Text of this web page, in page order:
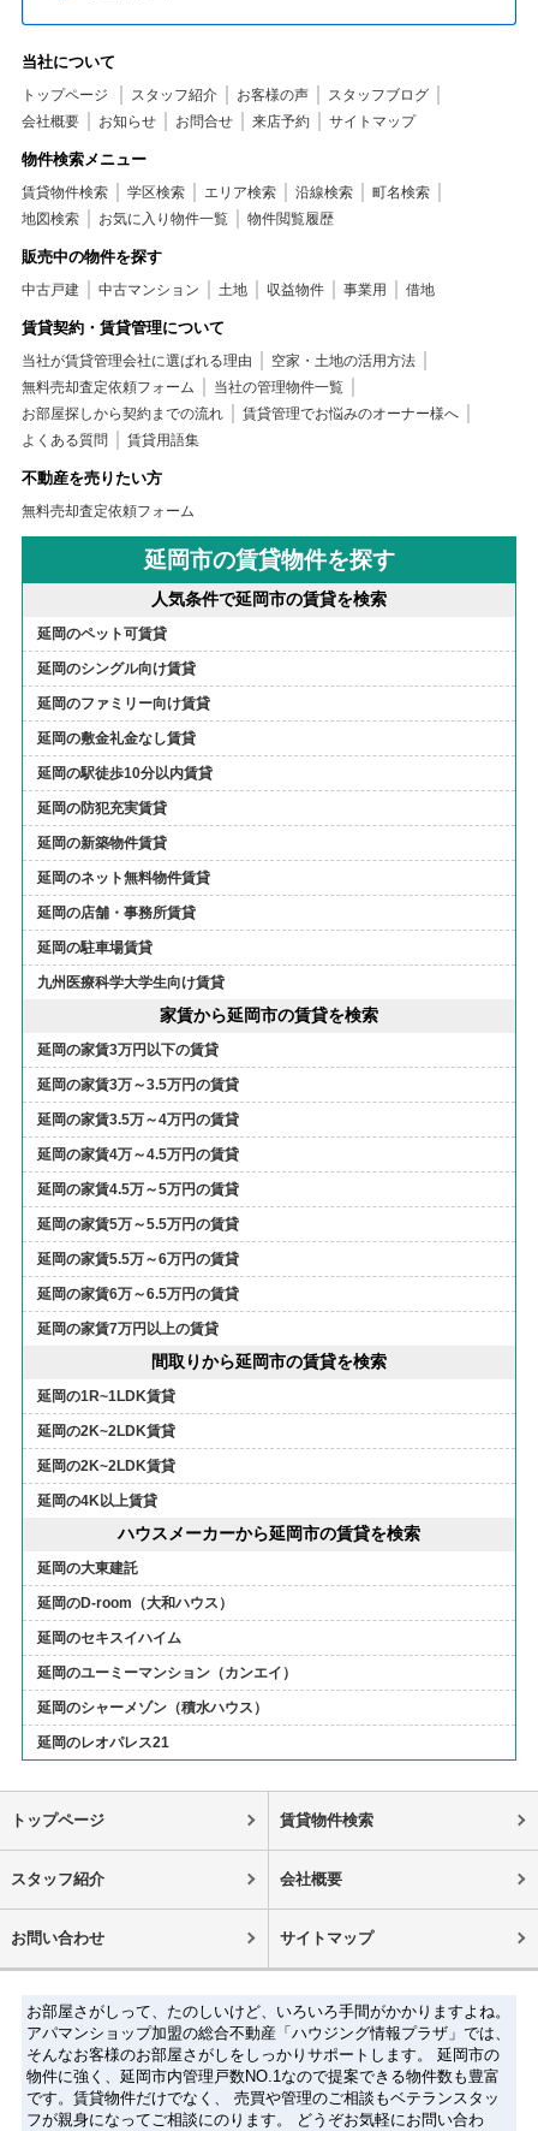
当社について
トップページ スタッフ紹介 お客様の声
スタッフブログ
会社概要
お知らせ お問合せ 来店予約 サイトマップ
物件検索メニュー
賃貸物件検索 学区検索 エリア検索 沿線検索
町名検索
地図検索
お気に入り物件一覧 物件閲覧履歴
販売中の物件を探す
中古戸建 中古マンション 土地 収益物件 事業用 借地
賃貸契約・賃貸管理について
当社が賃貸管理会社に選ばれる理由
空家・土地の活用方法
無料売却査定依頼フォーム
当社の管理物件一覧
お部屋探しから契約までの流れ
賃貸管理でお悩みのオーナー様へ
よくある質問
賃貸用語集
不動産を売りたい方
無料売却査定依頼フォーム
延岡市の賃貸物件を探す
人気条件で延岡市の賃貸を検索
延岡のペット可賃貸
延岡のシングル向け賃貸
延岡のファミリー向け賃貸
延岡の敷金礼金なし賃貸
延岡の駅徒歩10分以内賃貸
延岡の防犯充実賃貸
延岡の新築物件賃貸
延岡のネット無料物件賃貸
延岡の店舗・事務所賃貸
延岡の駐車場賃貸
九州医療科学大学生向け賃貸
家賃から延岡市の賃貸を検索
延岡の家賃3万円以下の賃貸
延岡の家賃3万～3.5万円の賃貸
延岡の家賃3.5万～4万円の賃貸
延岡の家賃4万～4.5万円の賃貸
延岡の家賃4.5万～5万円の賃貸
延岡の家賃5万～5.5万円の賃貸
延岡の家賃5.5万～6万円の賃貸
延岡の家賃6万～6.5万円の賃貸
延岡の家賃7万円以上の賃貸
間取りから延岡市の賃貸を検索
延岡の1R~1LDK賃貸
延岡の2K~2LDK賃貸
延岡の2K~2LDK賃貸
延岡の4K以上賃貸
ハウスメーカーから延岡市の賃貸を検索
延岡の大東建託
延岡のD-room（大和ハウス）
延岡のセキスイハイム
延岡のユーミーマンション（カンエイ）
延岡のシャーメゾン（積水ハウス）
延岡のレオパレス21
トップページ 賃貸物件検索
スタッフ紹介 会社概要
お問い合わせ サイトマップ
お部屋さがしって、たのしいけど、いろいろ手間がかかりますよね。
アパマンショップ加盟の総合不動産「ハウジング情報プラザ」では、
そんなお客様のお部屋さがしをしっかりサポートします。 延岡市の
物件に強く、延岡市内管理戸数NO.1なので提案できる物件数も豊富
です。賃貸物件だけでなく、 売買や管理のご相談もベテランスタッ
フが親身になってご相談にのります。 どうぞお気軽にお問い合わ